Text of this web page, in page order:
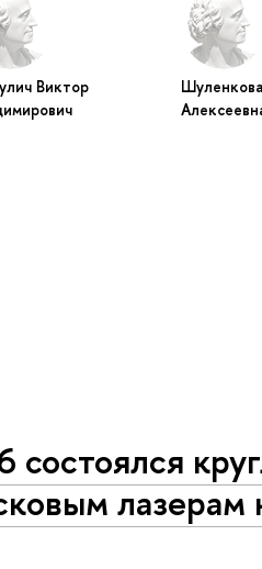
Виктор
состоялся
лазерам